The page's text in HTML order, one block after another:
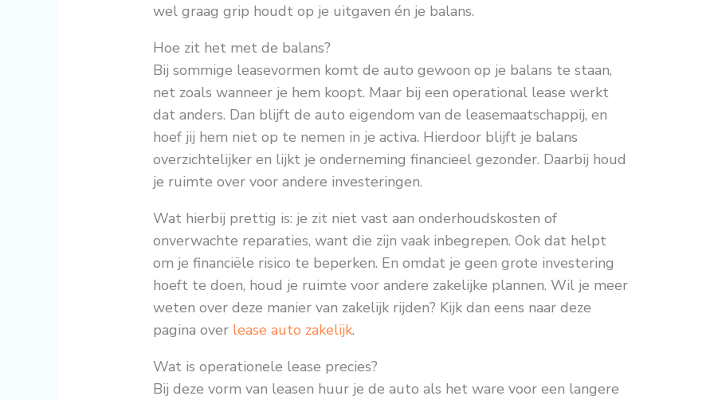
wel graag grip houdt op je uitgaven én je balans.
Hoe zit het met de balans?
Bij sommige leasevormen komt de auto gewoon op je balans te staan,
net zoals wanneer je hem koopt. Maar bij een operational lease werkt
dat anders. Dan blijft de auto eigendom van de leasemaatschappij, en
hoef jij hem niet op te nemen in je activa. Hierdoor blijft je balans
overzichtelijker en lijkt je onderneming financieel gezonder. Daarbij houd
je ruimte over voor andere investeringen.
Wat hierbij prettig is: je zit niet vast aan onderhoudskosten of
onverwachte reparaties, want die zijn vaak inbegrepen. Ook dat helpt
om je financiële risico te beperken. En omdat je geen grote investering
hoeft te doen, houd je ruimte voor andere zakelijke plannen. Wil je meer
weten over deze manier van zakelijk rijden? Kijk dan eens naar deze
pagina over lease auto zakelijk.
Wat is operationele lease precies?
Bij deze vorm van leasen huur je de auto als het ware voor een langere